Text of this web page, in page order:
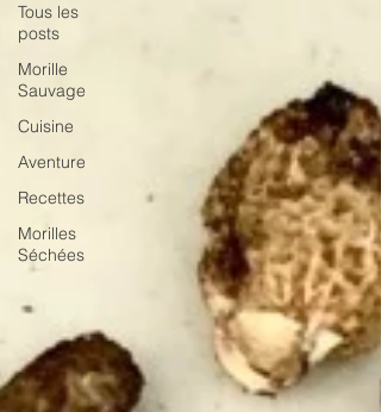
Tous les
posts
Morille
Sauvage
Cuisine
Aventure
Recettes
Morilles
Séchées